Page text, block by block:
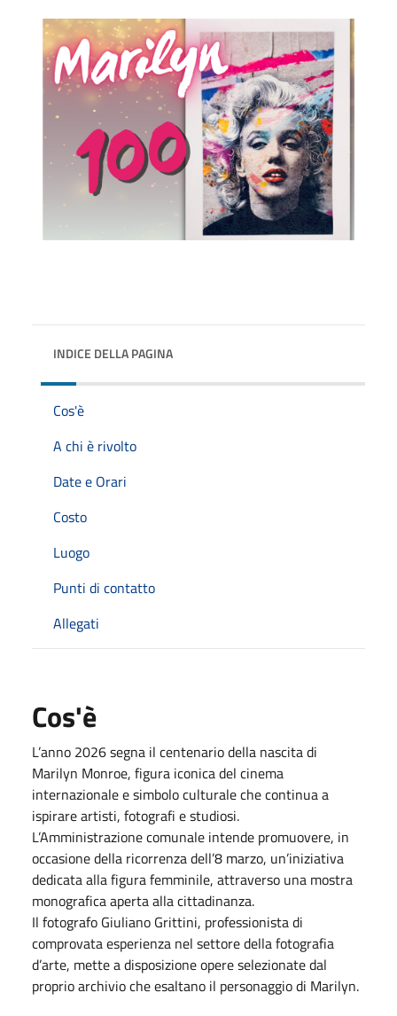
INDICE DELLA PAGINA
Cos'è
A chi è rivolto
Date e Orari
Costo
Luogo
Punti di contatto
Allegati
Cos'è
L’anno 2026 segna il centenario della nascita di
Marilyn Monroe, figura iconica del cinema
internazionale e simbolo culturale che continua a
ispirare artisti, fotografi e studiosi.
L’Amministrazione comunale intende promuovere, in
occasione della ricorrenza dell’8 marzo, un’iniziativa
dedicata alla figura femminile, attraverso una mostra
monografica aperta alla cittadinanza.
Il fotografo Giuliano Grittini, professionista di
comprovata esperienza nel settore della fotografia
d’arte, mette a disposizione opere selezionate dal
proprio archivio che esaltano il personaggio di Marilyn.